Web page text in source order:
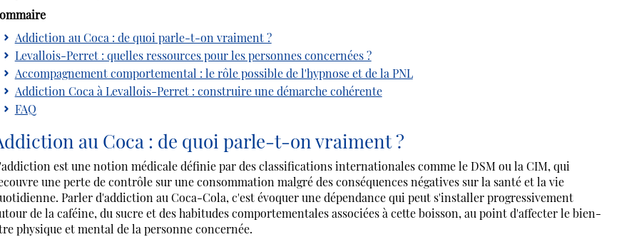
Addiction au Coca : de quoi parle-t-on vraiment ?
Levallois-Perret : quelles ressources pour les personnes concernées ?
Accompagnement comportemental : le rôle possible de l'hypnose et de la PNL
Addiction Coca à Levallois-Perret : construire une démarche cohérente
FAQ
au Coca : de quoi parle-t-on vraiment ?
est une notion médicale définie par des classifications internationales comme le DSM ou la CIM, qui
une perte de contrôle sur une consommation malgré des conséquences négatives sur la santé et la vie
Parler d'addiction au Coca-Cola, c'est évoquer une dépendance qui peut s'installer progressivement
de la caféine, du sucre et des habitudes comportementales associées à cette boisson, au point d'affecter le bien-
physique et mental de la personne concernée.